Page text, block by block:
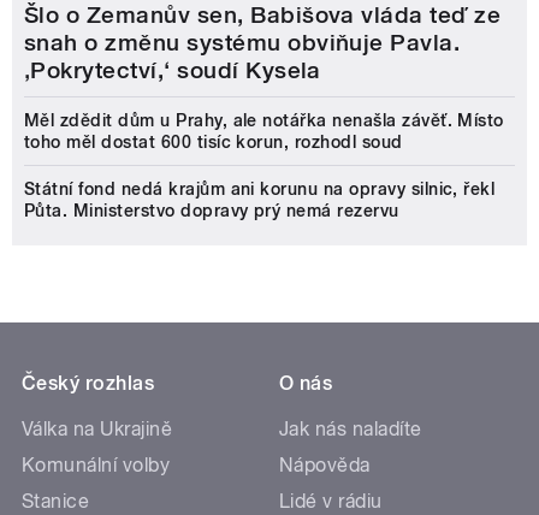
Šlo o Zemanův sen, Babišova vláda teď ze
snah o změnu systému obviňuje Pavla.
‚Pokrytectví,‘ soudí Kysela
Měl zdědit dům u Prahy, ale notářka nenašla závěť. Místo
toho měl dostat 600 tisíc korun, rozhodl soud
Státní fond nedá krajům ani korunu na opravy silnic, řekl
Půta. Ministerstvo dopravy prý nemá rezervu
Český rozhlas
Válka na Ukrajině
Komunální volby
Stanice
O nás
Jak nás naladíte
Nápověda
Lidé v rádiu